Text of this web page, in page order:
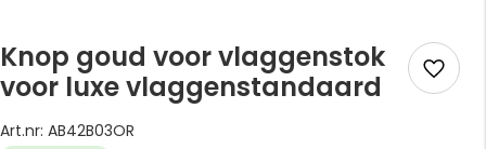
Knop goud voor vlaggenstok
voor luxe vlaggenstandaard
Art.nr: AB42B03OR